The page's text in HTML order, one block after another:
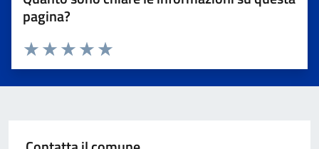
pagina?
Valuta 5 stelle su 5
Valuta 4 stelle su 5
Valuta 3 stelle su 5
Valuta 2 stelle su 5
Valuta 1 stelle su 5